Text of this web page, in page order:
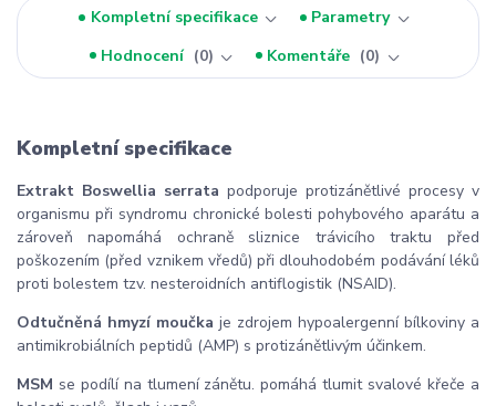
Kompletní specifikace
Parametry
Hodnocení
0 Komentáře 0
Kompletní specifikace
Extrakt Boswellia serrata podporuje protizánětlivé procesy v
organismu při syndromu chronické bolesti pohybového aparátu a
zároveň napomáhá ochraně sliznice trávicího traktu před
poškozením (před vznikem vředů) při dlouhodobém podávání léků
proti bolestem tzv. nesteroidních antiflogistik (NSAID).
Odtučněná hmyzí moučka je zdrojem hypoalergenní bílkoviny a
antimikrobiálních peptidů (AMP) s protizánětlivým účinkem.
MSM se podílí na tlumení zánětu. pomáhá tlumit svalové křeče a